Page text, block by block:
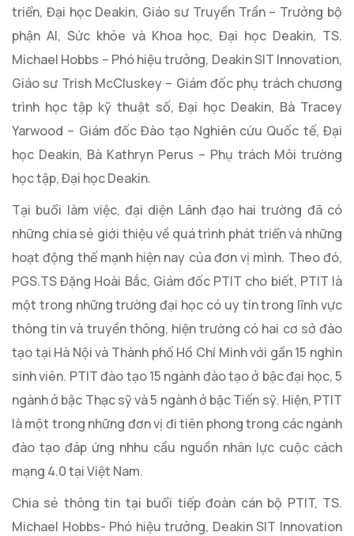
triển, Đại học Deakin, Giáo sư Truyền Trần – Trưởng bộ
phận AI, Sức khỏe và Khoa học, Đại học Deakin, TS.
Michael Hobbs – Phó hiệu trưởng, Deakin SIT Innovation,
Giáo sư Trish McCluskey – Giám đốc phụ trách chương
trình học tập kỹ thuật số, Đại học Deakin, Bà Tracey
Yarwood – Giám đốc Đào tạo Nghiên cứu Quốc tế, Đại
học Deakin, Bà Kathryn Perus – Phụ trách Môi trường
học tập, Đại học Deakin.
Tại buổi làm việc, đại diện Lãnh đạo hai trường đã có
những chia sẻ giới thiệu về quá trình phát triển và những
hoạt động thế mạnh hiện nay của đơn vị mình. Theo đó,
PGS.TS Đặng Hoài Bắc, Giám đốc PTIT cho biết, PTIT là
một trong những trường đại học có uy tín trong lĩnh vực
thông tin và truyền thông, hiện trường có hai cơ sở đào
tạo tại Hà Nội và Thành phố Hồ Chí Minh với gần 15 nghìn
sinh viên. PTIT đào tạo 15 ngành đào tạo ở bậc đại học, 5
ngành ở bậc Thạc sỹ và 5 ngành ở bậc Tiến sỹ. Hiện, PTIT
là một trong những đơn vị đi tiên phong trong các ngành
đào tạo đáp ứng nhhu cầu nguồn nhân lực cuộc cách
mạng 4.0 tại Việt Nam.
Chia sẻ thông tin tại buổi tiếp đoàn cán bộ PTIT, TS.
Michael Hobbs- Phó hiệu trưởng, Deakin SIT Innovation